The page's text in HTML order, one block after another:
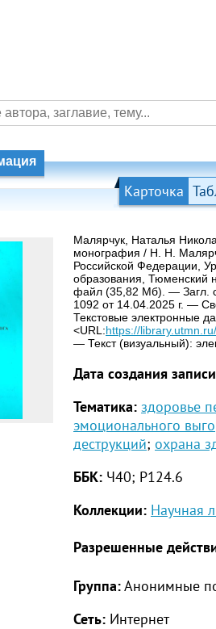
Карточка
Малярчук, Наталья
монография / Н. Н.
Российской Федерации,
образования, Тюменский
файл (35,82 Мб). — Загл.
1092 от 14.04.2025 г. —
Текстовые электронные
<URL:https://
— Текст (визуальный):
Дата создания
Тематика: здоровье
эмоционального
деструкций; охрана
ББК: Ч40; Р124.6
Коллекции: Научная
Разрешенные
Группа:Анонимные
Сеть: Интернет